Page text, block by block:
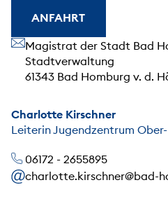
ANFAHRT
Unsere Anschrift
Magistrat der Stadt Bad
Stadtverwaltung
61343 Bad Homburg v. d.
Charlotte Kirschner
Leiterin Jugendzentrum
06172 - 2655895
charlotte.kirschner@bad-